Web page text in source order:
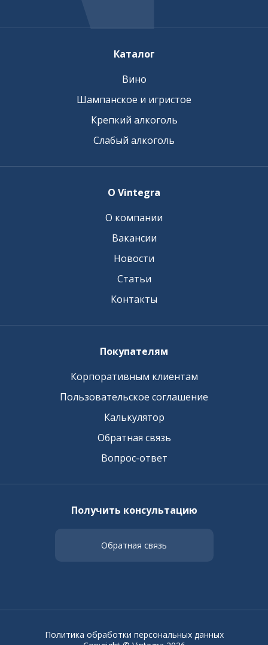
Каталог
Вино
Шампанское и игристое
Крепкий алкоголь
Слабый алкоголь
О Vintegra
О компании
Вакансии
Новости
Статьи
Контакты
Покупателям
Корпоративным клиентам
Пользовательское соглашение
Калькулятор
Обратная связь
Вопрос-ответ
Получить консультацию
Обратная связь
Политика обработки персональных данных